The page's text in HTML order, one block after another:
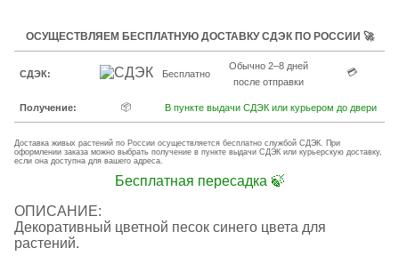
ОСУЩЕСТВЛЯЕМ БЕСПЛАТНУЮ ДОСТАВКУ СДЭК ПО РОССИИ 🚀
СДЭК: Бесплатно
Обычно 2–8 дней
после отправки
💳
Получение: 📦 В пункте выдачи СДЭК или курьером до двери
Доставка живых растений по России осуществляется бесплатно службой СДЭК. При
оформлении заказа можно выбрать получение в пункте выдачи СДЭК или курьерскую доставку,
если она доступна для вашего адреса.
Бесплатная пересадка 🍃
ОПИСАНИЕ:
Декоративный цветной песок синего цвета для
растений.